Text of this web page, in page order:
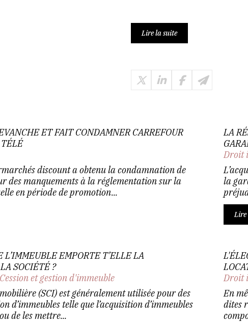
Lire la suite
ET FAIT CONDAMNER CARREFOUR
discount a obtenu la condamnation de
des manquements à la réglementation sur la
en période de promotion...
LA
Droit
la
Lire
L’IMMEUBLE EMPORTE T’ELLE LA
SOCIÉTÉ ?
Cession et gestion d'immeuble
(SCI) est généralement utilisée pour des
d’immeubles telle que l’acquisition d’immeubles
de les mettre...
Droit
En
dites